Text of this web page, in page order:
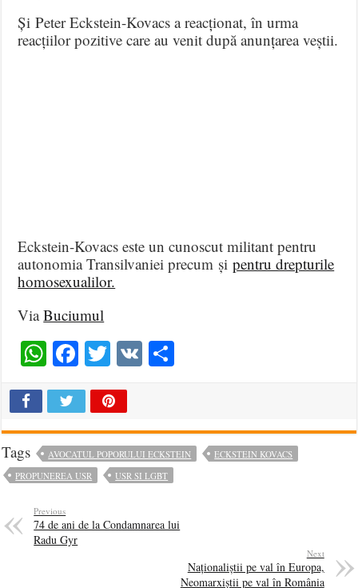
Și Peter Eckstein-Kovacs a reacționat, în urma
reacțiilor pozitive care au venit după anunțarea veștii.
Eckstein-Kovacs este un cunoscut militant pentru
autonomia Transilvaniei precum șipentru drepturile
homosexualilor.
ViaBuciumul
WhatsApp
Facebook
Twitter
VK
Tags AVOCATUL POPORULUI ECKSTEIN
ECKSTEIN KOVACS
PROPUNEREA USR
USR SI LGBT
Previous
74 de ani de la Condamnarea lui
Radu Gyr
Next
Naționaliștii pe val în Europa,
Neomarxiștii pe val în România